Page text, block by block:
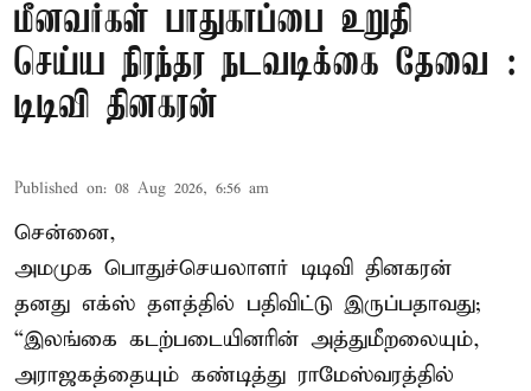
மீனவர்கள் பாதுகாப்பை உறுதி
செய்ய நிரந்தர நடவடிக்கை தேவை :
டிடிவி தினகரன்
Published on: 08 Aug 2026, 6:56 am
சென்னை,
அமமுக பொதுச்செயலாளர் டிடிவி தினகரன்
தனது எக்ஸ் தளத்தில் பதிவிட்டு இருப்பதாவது;
“இலங்கை கடற்படையினரின் அத்துமீறலையும்,
அராஜகத்தையும் கண்டித்து ராமேஸ்வரத்தில்